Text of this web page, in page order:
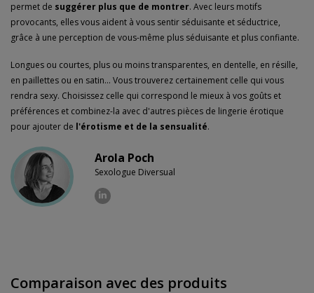
permet de suggérer plus que de montrer. Avec leurs motifs
provocants, elles vous aident à vous sentir séduisante et séductrice,
grâce à une perception de vous-même plus séduisante et plus confiante.
Longues ou courtes, plus ou moins transparentes, en dentelle, en résille,
en paillettes ou en satin... Vous trouverez certainement celle qui vous
rendra sexy. Choisissez celle qui correspond le mieux à vos goûts et
préférences et combinez-la avec d'autres pièces de lingerie érotique
pour ajouter de l'érotisme et de la sensualité.
Arola Poch
Sexologue Diversual
Comparaison avec des produits